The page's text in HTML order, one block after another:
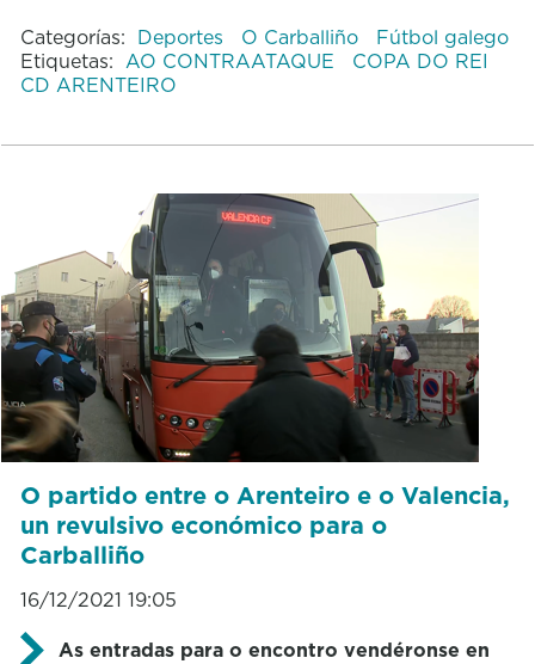
Categorías: Deportes O Carballiño
Fútbol galego
Etiquetas: AO CONTRAATAQUE
COPA DO REI
CD ARENTEIRO
O partido entre o Arenteiro e o Valencia,
un revulsivo económico para o
Carballiño
16/12/2021 19:05
As entradas para o encontro vendéronse en